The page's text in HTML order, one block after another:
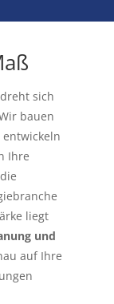
dreht sich
bauen
entwickeln
Ihre
liegt
und
auf Ihre